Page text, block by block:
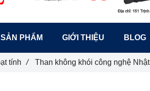
tính / Than không khói công nghệ Nhật
SẢN PHẨM GIỚI THIỆU BLOG